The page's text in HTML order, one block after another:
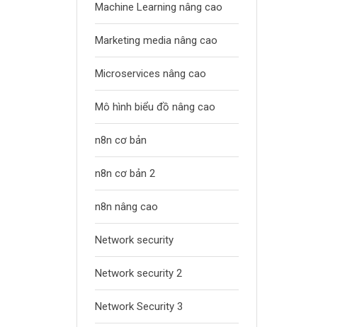
Machine Learning nâng cao
Marketing media nâng cao
Microservices nâng cao
Mô hình biểu đồ nâng cao
n8n cơ bản
n8n cơ bản 2
n8n nâng cao
Network security
Network security 2
Network Security 3